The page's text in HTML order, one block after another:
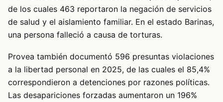
de los cuales 463 reportaron la negación de servicios
de salud y el aislamiento familiar. En el estado Barinas,
una persona falleció a causa de torturas.
Provea también documentó 596 presuntas violaciones
a la libertad personal en 2025, de las cuales el 85,4%
correspondieron a detenciones por razones políticas.
Las desapariciones forzadas aumentaron un 196%